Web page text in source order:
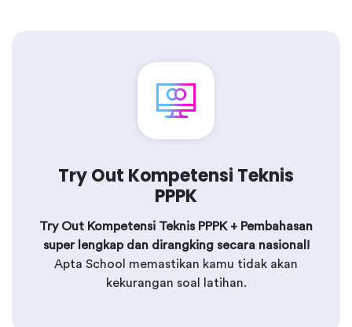
Try Out Kompetensi Teknis
PPPK
Try Out Kompetensi Teknis PPPK + Pembahasan
super lengkap dan dirangking secara nasional!
Apta School memastikan kamu tidak akan
kekurangan soal latihan.